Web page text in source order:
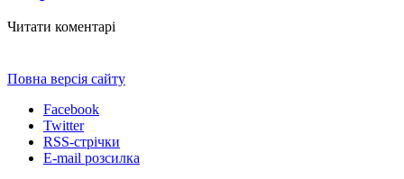
Читати коментарі
Повна версія сайту
Facebook
Twitter
RSS-стрічки
E-mail розсилка